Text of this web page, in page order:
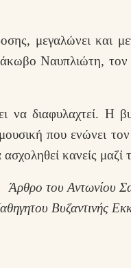
μεγαλώνει και
Ναυπλιώτη,
να διαφυλαχτεί. Η
που ενώνει
κανείς μαζί
Άρθρο του Αντωνίου
Βυζαντινής